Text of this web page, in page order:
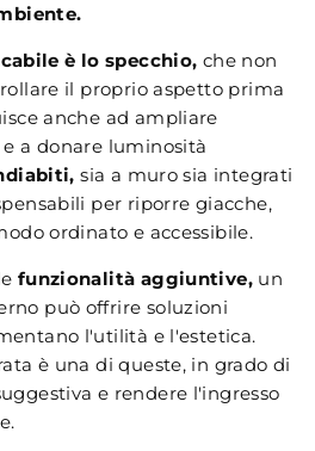
è lo specchio, che non
il proprio aspetto prima
anche ad ampliare
a donare luminosità
sia a muro sia integrati
per riporre giacche,
ordinato e accessibile.
funzionalità aggiuntive, un
può offrire soluzioni
l'utilità e l'estetica.
è una di queste, in grado di
e rendere l'ingresso